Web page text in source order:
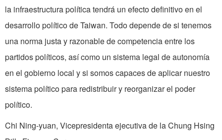
la infraestructura política tendrá un efecto definitivo en el
desarrollo político de Taiwan. Todo depende de si tenemos
una norma justa y razonable de competencia entre los
partidos políticos, así como un sistema legal de autonomía
en el gobierno local y si somos capaces de aplicar nuestro
sistema político para redistribuir y reorganizar el poder
político.
Chi Ning-yuan, Vicepresidenta ejecutiva de la Chung Hsing